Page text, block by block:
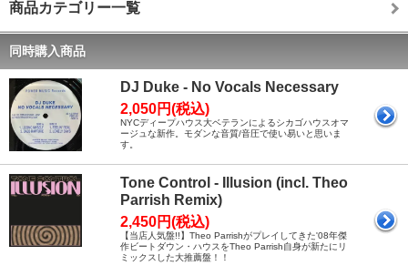
商品カテゴリー一覧
同時購入商品
DJ Duke - No Vocals Necessary
2,050円(税込)
NYCディープハウス大ベテランによるシカゴハウスオマ
ージュな新作。モダンな音質/音圧で使い易いと思いま
す。
Tone Control - Illusion (incl. Theo
Parrish Remix)
2,450円(税込)
【当店人気盤!!】Theo Parrishがプレイしてきた'08年傑
作ビートダウン・ハウスをTheo Parrish自身が新たにリ
ミックスした大推薦盤！！